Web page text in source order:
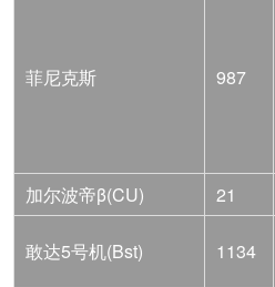
菲尼克斯 987
加尔波帝β(CU)
21
敢达5号机(Bst) 1134